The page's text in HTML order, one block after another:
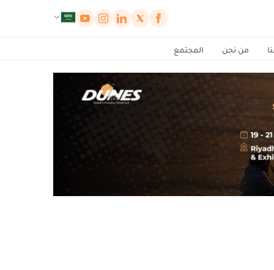
من نحن المجتمع
لوحة إدارة ملفات تعريف الارتباط